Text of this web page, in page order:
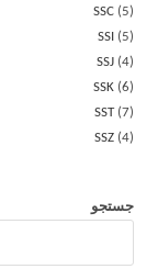
SSC
5
SSI
5
SSJ 4
SSK 6
SST 7
SSZ 4
جستجو